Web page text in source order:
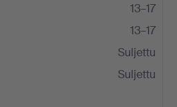
13–17
13–17
Suljettu
Suljettu